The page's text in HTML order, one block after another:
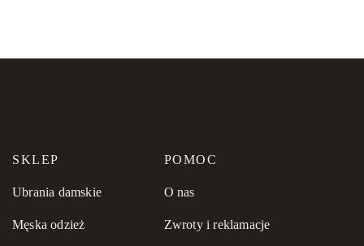
SKLEP
Ubrania damskie
Męska odzież
POMOC
O nas
Zwroty i reklamacje